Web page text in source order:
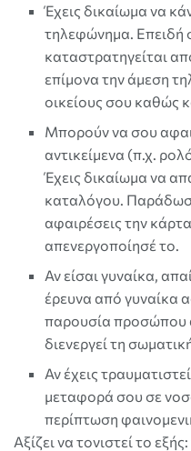
Έχεις δικαίωμα να
τηλεφώνημα. Επειδή
καταστρατηγείται
επίμονα την άμεση
οικείους σου καθώς
Μπορούν να σου
αντικείμενα (π.χ.
Έχεις δικαίωμα να
καταλόγου.
αφαιρέσεις την
απενεργοποίησέ το.
Αν είσαι γυναίκα,
έρευνα από γυναίκα
παρουσία προσώπου
διενεργεί τη
Αν έχεις
μεταφορά σου σε
περίπτωση
Αξίζει να τονιστεί το